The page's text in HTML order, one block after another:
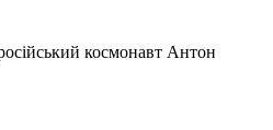
космонавт Антон